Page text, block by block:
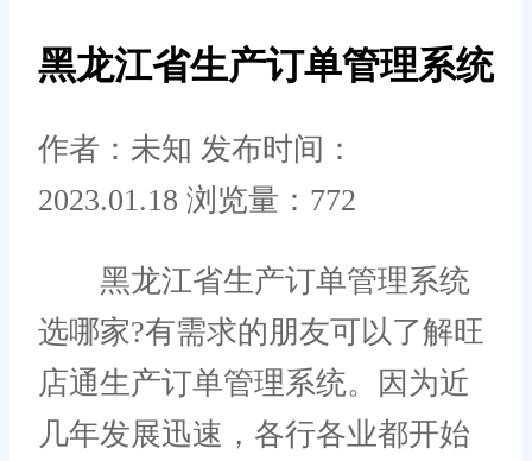
黑龙江省生产订单管理系统
作者：未知 发布时间：
2023.01.18 浏览量：772
黑龙江省生产订单管理系统
选哪家?有需求的朋友可以了解旺
店通生产订单管理系统。因为近
几年发展迅速，各行各业都开始